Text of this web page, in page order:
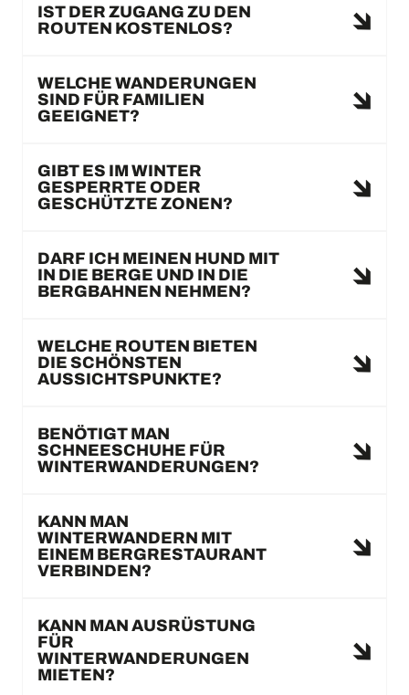
IST DER ZUGANG ZU DEN
ROUTEN KOSTENLOS?
WELCHE WANDERUNGEN
SIND FÜR FAMILIEN
GEEIGNET?
GIBT ES IM WINTER
GESPERRTE ODER
GESCHÜTZTE ZONEN?
DARF ICH MEINEN HUND MIT
IN DIE BERGE UND IN DIE
BERGBAHNEN NEHMEN?
WELCHE ROUTEN BIETEN
DIE SCHÖNSTEN
AUSSICHTSPUNKTE?
BENÖTIGT MAN
SCHNEESCHUHE FÜR
WINTERWANDERUNGEN?
KANN MAN
WINTERWANDERN MIT
EINEM BERGRESTAURANT
VERBINDEN?
KANN MAN AUSRÜSTUNG
FÜR
WINTERWANDERUNGEN
MIETEN?